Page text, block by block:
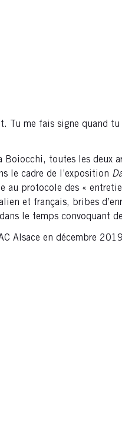
Tu me fais signe quand tu
toutes les deux
le cadre de l’exposition
protocole des «
et français, bribes
le temps convoquant
Alsace en décembre 2019